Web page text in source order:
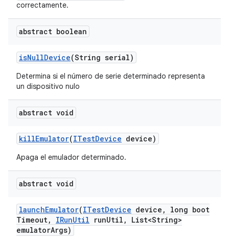
correctamente.
abstract boolean
isNullDevice(String serial)
Determina si el número de serie determinado representa
un dispositivo nulo
abstract void
killEmulator(ITestDevice device)
Apaga el emulador determinado.
abstract void
launchEmulator(ITestDevice device ,
long boot
Timeout, IRunUtil runUtil ,
List<String>
emulatorArgs)